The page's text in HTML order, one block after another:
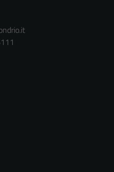
Questi cookie